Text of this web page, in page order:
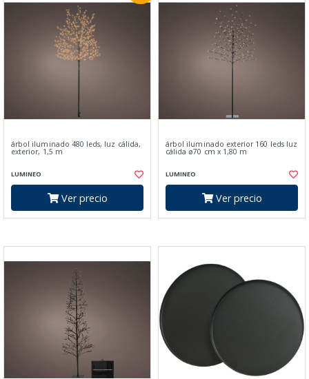
árbol iluminado 480 leds, luz cálida,
exterior, 1,5 m
LUMINEO
Ver precio
árbol iluminado exterior 160 leds luz
cálida ø70 cm x 1,80 m
LUMINEO
Ver precio